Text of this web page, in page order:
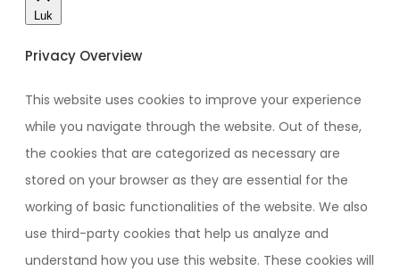
Luk
Privacy Overview
This website uses cookies to improve your experience
while you navigate through the website. Out of these,
the cookies that are categorized as necessary are
stored on your browser as they are essential for the
working of basic functionalities of the website. We also
use third-party cookies that help us analyze and
understand how you use this website. These cookies will